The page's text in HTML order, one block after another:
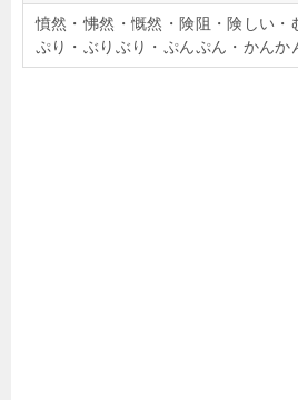
憤然・怫然・慨然・険阻・険しい・
ぷり・ぶりぶり・ぷんぷん・かんか